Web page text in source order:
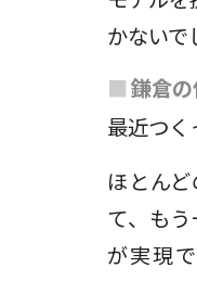
かないで
■鎌倉
最近つく
ほとん
て、も
が実現